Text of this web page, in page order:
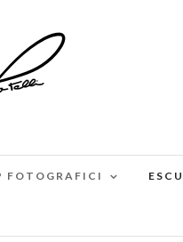
FOTOGRAFICI